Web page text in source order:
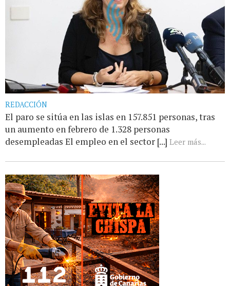
REDACCIÓN
El paro se sitúa en las islas en 157.851 personas, tras
un aumento en febrero de 1.328 personas
desempleadas El empleo en el sector [...] Leer más...